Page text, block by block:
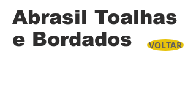
Abrasil Toalhas
e Bordados
VOLTAR